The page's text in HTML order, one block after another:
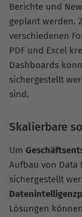
Berichte und
geplant werden.
verschiedenen
PDF und Excel
Dashboards
sichergestellt
sind.
Skalierbare
Um
Aufbau von Data
sichergestellt
Lösungen